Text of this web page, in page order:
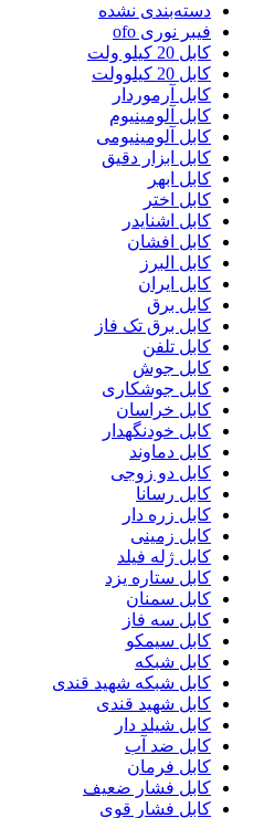
دسته‌بندی نشده
فیبر نوری ofo
کابل 20 کیلو ولت
کابل 20 کیلوولت
کابل آرموردار
کابل آلومینیوم
کابل آلومینیومی
کابل ابزار دقیق
کابل ابهر
کابل اختر
کابل اشنایدر
کابل افشان
کابل البرز
کابل ایران
کابل برق
کابل برق تک فاز
کابل تلفن
کابل جوش
کابل جوشکاری
کابل خراسان
کابل خودنگهدار
کابل دماوند
کابل دو زوجی
کابل رسانا
کابل زره دار
کابل زمینی
کابل ژله فیلد
کابل ستاره یزد
کابل سمنان
کابل سه فاز
کابل سیمکو
کابل شبکه
کابل شبکه شهید قندی
کابل شهید قندی
کابل شیلد دار
کابل ضد آب
کابل فرمان
کابل فشار ضعیف
کابل فشار قوی